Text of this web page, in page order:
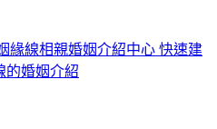
緣線相親婚姻介紹中心 快速建
的婚姻介紹